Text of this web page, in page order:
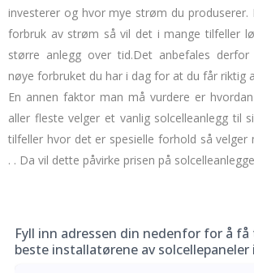
investerer og hvor mye strøm du produserer.
forbruk av strøm så vil det i mange tilfeller
større anlegg over tid.Det anbefales
nøye forbruket du har i dag for at du får riktig
En annen faktor man må vurdere er
aller fleste velger et vanlig solcelleanlegg til
tilfeller hvor det er spesielle forhold så velger
. . Da vil dette påvirke prisen på
Fyll inn adressen din nedenfor for å
beste installatørene av